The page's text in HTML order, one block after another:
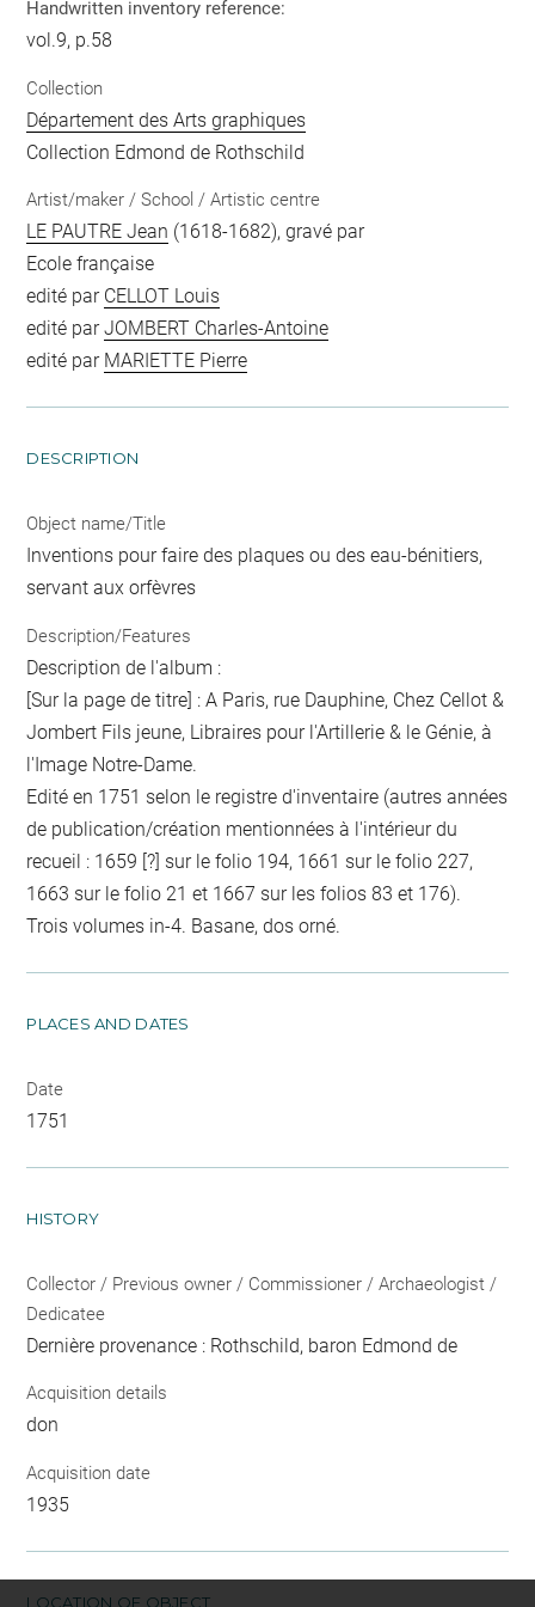
Handwritten inventory reference:
vol.9, p.58
Collection
Département des Arts graphiques
Collection Edmond de Rothschild
Artist/maker / School / Artistic centre
LE PAUTRE Jean (1618-1682), gravé par
Ecole française
edité par CELLOT Louis
edité parJOMBERT Charles-Antoine
edité par MARIETTE Pierre
DESCRIPTION
Object name/Title
Inventions pour faire des plaques ou des eau-bénitiers,
servant aux orfèvres
Description/Features
Description de l'album :
[Sur la page de titre] : A Paris, rue Dauphine, Chez Cellot &
Jombert Fils jeune, Libraires pour l'Artillerie & le Génie, à
l'Image Notre-Dame.
Edité en 1751 selon le registre d'inventaire (autres années
de publication/création mentionnées à l'intérieur du
recueil : 1659 [?] sur le folio 194, 1661 sur le folio 227,
1663 sur le folio 21 et 1667 sur les folios 83 et 176).
Trois volumes in-4. Basane, dos orné.
PLACES AND DATES
Date
1751
HISTORY
Collector / Previous owner / Commissioner / Archaeologist /
Dedicatee
Dernière provenance : Rothschild, baron Edmond de
Acquisition details
don
Acquisition date
1935
LOCATION OF OBJECT